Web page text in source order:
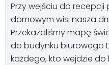
Przy wejściu do
domowym wisi nasza
Przekazaliśmymapę
do budynku biurowego
każdego, kto wejdzie